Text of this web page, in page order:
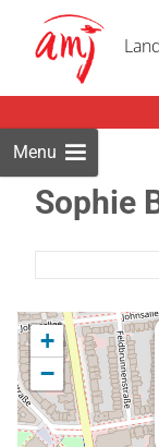
Menu
Sophie
+
−